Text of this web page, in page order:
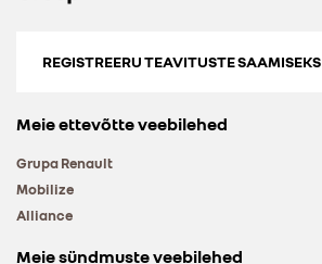
REGISTREERU TEAVITUSTE SAAMISEKS
Meie ettevõtte veebilehed
Grupa Renault
Mobilize
Alliance
Meie sündmuste veebilehed